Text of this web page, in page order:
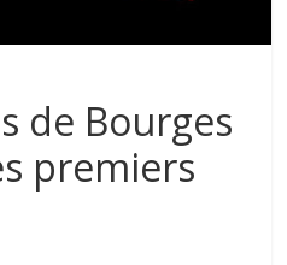
de Bourges
premiers